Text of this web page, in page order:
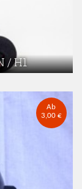
/ H1
Ab
3,00 €